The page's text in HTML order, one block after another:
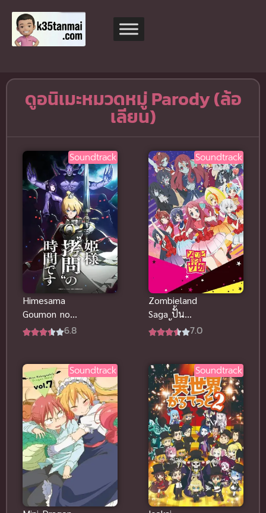
ดูอนิเมะหมวดหมู่ Parody (ล้อ
เลียน)
Soundtrack
Himesama
Goumon no
Jikan desu
แล้วค่ะ ภาค 1
2024
6.8
Soundtrack
Zombieland
Saga ปั้น
ซอมบี้ให้เป็น
7.0
Soundtrack Soundtrack